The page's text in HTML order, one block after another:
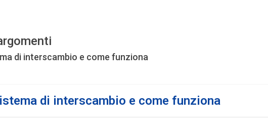
di interscambio e come funziona
di interscambio e come funziona